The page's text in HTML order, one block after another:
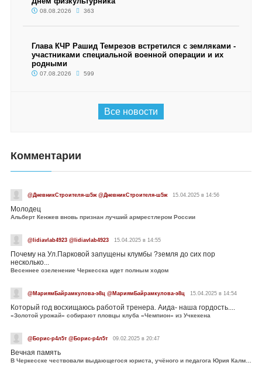
08.08.2026 363
Глава КЧР Рашид Темрезов встретился с земляками -
участниками специальной военной операции и их
родными
07.08.2026 599
Все новости
Комментарии
@ДневникСтроителя-ш5ж @ДневникСтроителя-ш5ж 15.04.2025 в 14:56
Молодец
Альберт Кенжев вновь признан лучший армрестлером России
@lidiavlab4923 @lidiavlab4923 15.04.2025 в 14:55
Почему на Ул.Парковой запущены клумбы ?земля до сих пор
несколько...
Весеннее озеленение Черкесска идет полным ходом
@МариямБайрамкулова-э8ц @МариямБайрамкулова-э8ц 15.04.2025 в 14:54
Который год восхищаюсь работой тренера. Аида- наша гордость....
«Золотой урожай» собирают пловцы клуба «Чемпион» из Учкекена
@Борис-р4л5т @Борис-р4л5т 09.02.2025 в 20:47
Вечная память
В Черкесске чествовали выдающегося юриста, учёного и педагога Юрия Калмыкова